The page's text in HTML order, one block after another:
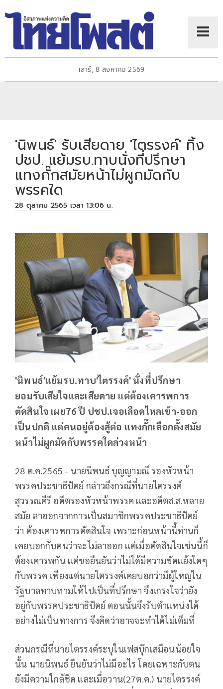
เสาร์, 8 สิงหาคม 2569
'นิพนธ์' รับเสียดาย 'ไตรรงค์' ทิ้ง
ปชป. แย้มรบ.ทาบนั่งที่ปรึกษา
แทงกั๊กสมัยหน้าไม่ผูกมัดกับ
พรรคใด
28 ตุลาคม 2565 เวลา 13:06 น.
'นิพนธ์'แย้มรบ.ทาบ'ไตรรงค์' นั่งที่ปรึกษา
ยอมรับเสียใจและเสียดาย แต่ต้องเคารพการ
ตัดสินใจ เผย76 ปี ปชป.เจอเลือดไหลเข้า-ออก
เป็นปกติ แต่คนอยู่ต้องสู้ต่อ แทงกั๊กเลือกตั้งสมัย
หน้าไม่ผูกมัดกับพรรคใดล่วงหน้า
28 ต.ค.2565 - นายนิพนธ์ บุญญามณี รองหัวหน้า
พรรคประชาธิปัตย์ กล่าวถึงกรณีที่นายไตรรงค์
สุวรรณคีรี อดีตรองหัวหน้าพรรค และอดีตส.ส.หลาย
สมัย ลาออกจากการเป็นสมาชิกพรรคประชาธิปัตย์
ว่า ต้องเคารพการตัดสินใจ เพราะก่อนหน้านี้ท่านก็
เคยบอกกับตนว่าจะไม่ลาออก แต่เมื่อตัดสินใจเช่นนี้ก็
ต้องเคารพกัน แต่ขอยืนยันว่าไม่ได้มีความขัดแย้งใดๆ
กับพรรค เพียงแต่นายไตรรงค์เคยบอกว่ามีผู้ใหญ่ใน
รัฐบาลทาบทามให้ไปเป็นที่ปรึกษา จึงเกรงใจว่ายัง
อยู่กับพรรคประชาธิปัตย์ ตอนนั้นจึงรับตำแหน่งได้
อย่างไม่เป็นทางการ จึงคิดว่าอาจจะทำได้ไม่เต็มที่
ส่วนกรณีที่นายไตรรงค์ระบุในเฟสบุ๊กเสมือนน้อยใจ
นั้น นายนิพนธ์ ยืนยันว่าไม่มีอะไร โดยเฉพาะกับตน
ยังมีความใกล้ชิด และเมื่อวาน(27ต.ค.) นายไตรรงค์